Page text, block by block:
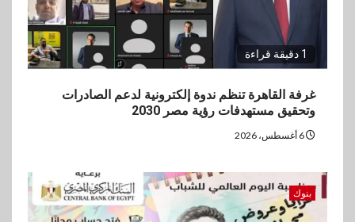
1 دقيقة قراءة
غرفة القاهرة تنظم ندوة إلكترونية لدعم الصادرات
وتحقيق مستهدفات رؤية مصر 2030
بنوك